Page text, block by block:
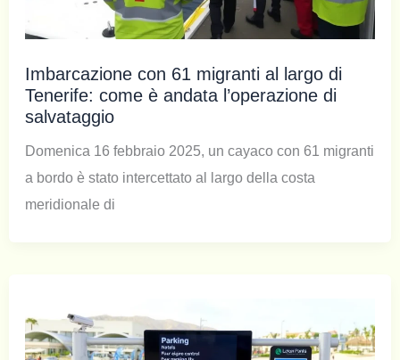
Imbarcazione con 61 migranti al largo di
Tenerife: come è andata l’operazione di
salvataggio
Domenica 16 febbraio 2025, un cayaco con 61 migranti
a bordo è stato intercettato al largo della costa
meridionale di